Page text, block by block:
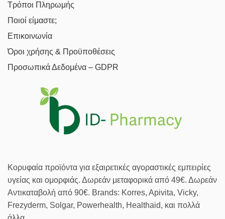
Τρόποι Πληρωμής
Ποιοί είμαστε;
Επικοινωνία
Όροι χρήσης & Προϋποθέσεις
Προσωπικά Δεδομένα – GDPR
Κορυφαία προϊόντα για εξαιρετικές αγοραστικές εμπειρίες
υγείας και ομορφιάς. Δωρεάν μεταφορικά από 49€. Δωρεάν
Αντικαταβολή από 90€. Brands: Korres, Apivita, Vicky,
Frezyderm, Solgar, Powerhealth, Healthaid, και πολλά